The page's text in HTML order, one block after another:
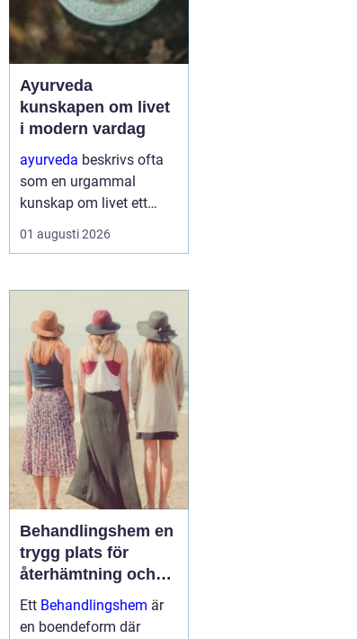
Ayurveda
kunskapen om livet
i modern vardag
ayurveda beskrivs ofta
som en urgammal
kunskap om livet ett
praktiskt system för
hälsa som förenar kropp,
stället för att enbart
fokusera på symptom
försöker ayurvedan
förstå varf...
01 augusti 2026
Behandlingshem en
trygg plats för
återhämtning och
förändring
Ett Behandlingshem är
en boendeform där